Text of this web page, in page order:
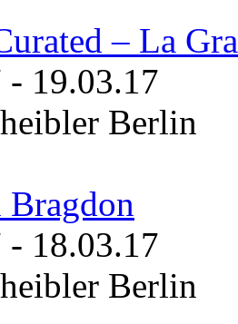
– La
- 19.03.17
Berlin
Bragdon
- 18.03.17
Berlin